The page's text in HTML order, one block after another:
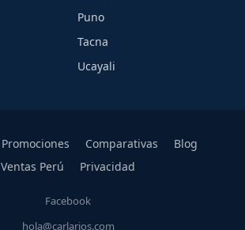
Puno
Tacna
Ucayali
Promociones Comparativas
Blog
Ventas Perú
Privacidad
Facebook
hola@carlarios.com